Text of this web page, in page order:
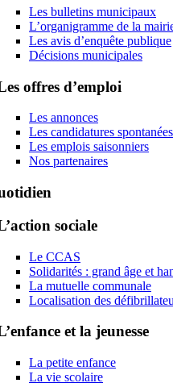
Les bulletins municipaux
L’organigramme de la
Les avis d’enquête publique
Décisions municipales
offres d’emploi
Les annonces
Les candidatures spontanées
Les emplois saisonniers
Nos partenaires
sociale
Le CCAS
Solidarités : grand âge et
La mutuelle communale
Localisation des
et la jeunesse
La petite enfance
La vie scolaire